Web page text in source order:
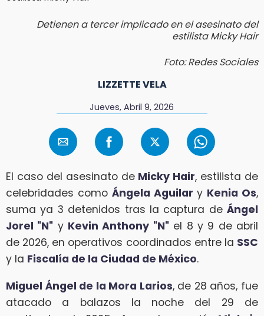
Detienen a tercer implicado en el asesinato del
estilista Micky Hair
Foto: Redes Sociales
LIZZETTE VELA
Jueves, Abril 9, 2026
El caso del asesinato de Micky Hair, estilista de
celebridades como Ángela Aguilar y Kenia Os,
suma ya 3 detenidos tras la captura de Ángel
Jorel "N" y Kevin Anthony "N"el 8 y 9 de abril
de 2026, en operativos coordinados entre la SSC
y la Fiscalía de la Ciudad de México.
Miguel Ángel de la Mora Larios, de 28 años, fue
atacado a balazos la noche del 29 de